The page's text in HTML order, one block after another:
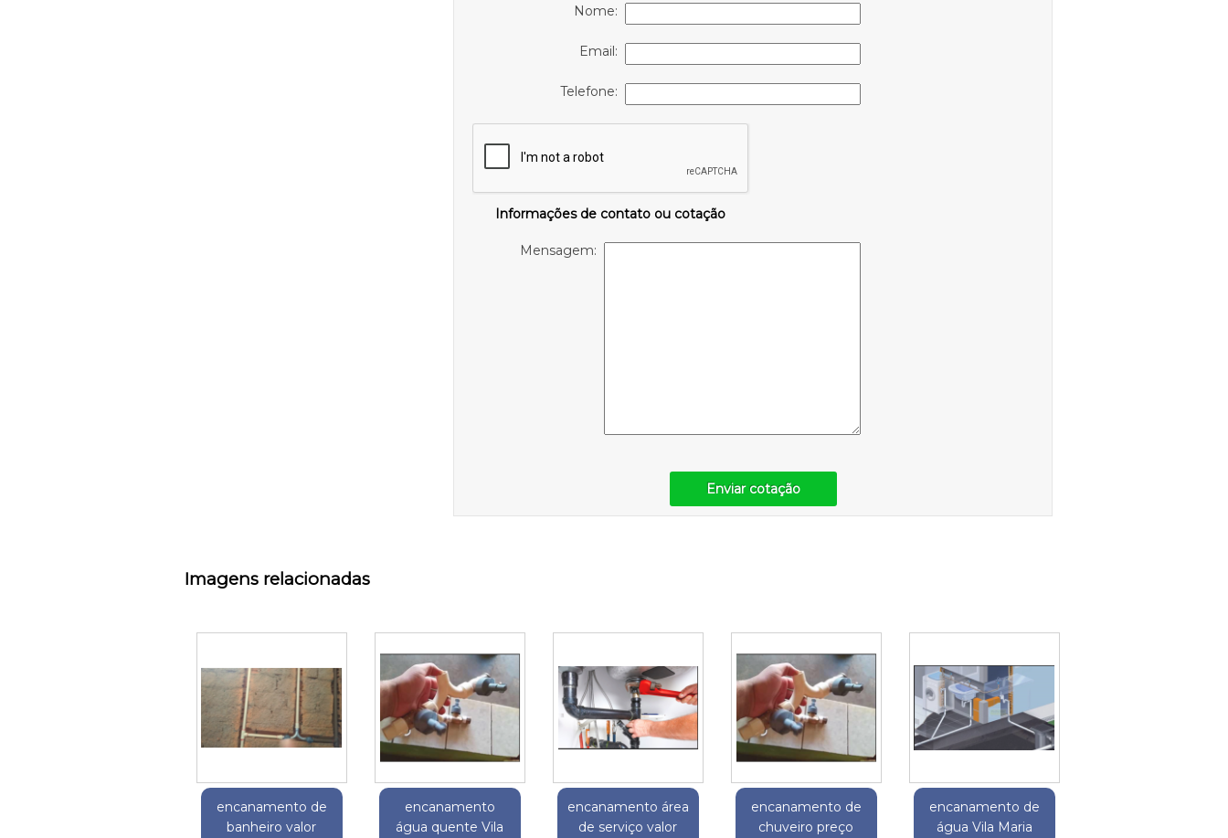
Nome:
Email:
Telefone:
Informações de contato ou cotação
Mensagem:
Enviar cotação
Imagens relacionadas
encanamento de
banheiro valor
encanamento
água quente Vila
encanamento área
de serviço valor
encanamento de
chuveiro preço
encanamento de
água Vila Maria